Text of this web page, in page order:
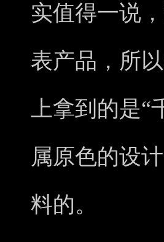
实值得一说
表产品，所
上拿到的是“
属原色的设
料的。